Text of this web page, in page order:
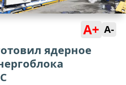
A+ A-
ядерное